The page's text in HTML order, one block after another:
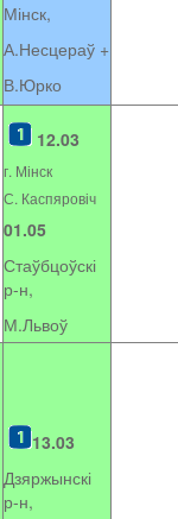
Мінск,
А.Несцераў +
В.Юрко
12.03
г. Мінск
С. Каспяровіч
01.05
Стаўбцоўскі
р-н,
М.Львоў
13.03
Дзяржынскі
р-н,